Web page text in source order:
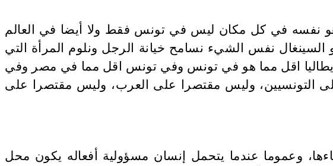
هو نفسه في كل مكان ليس في تونس فقط ولا أيضا في العالم
نفس الشيء نسامح خيانة الرجل ونلوم المرأة التي
اقل مما هو في تونس وفي تونس اقل مما في مصر وفي
التونسيين، وليس مقتصرا على العرب، وليس مقتصرا على
وعموما عندما يتحمل إنسان مسؤولية أفعاله يكون محل